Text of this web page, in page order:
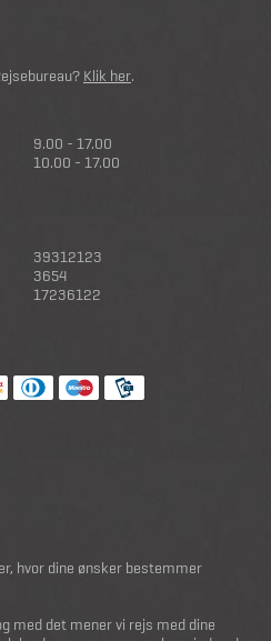
Klik her.
9.00 - 17.00
10.00 - 17.00
39312123
3654
17236122
hvor dine ønsker bestemmer
med det mener vi rejs med dine